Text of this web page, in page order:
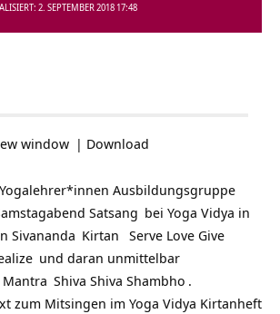
2. SEPTEMBER 2018 17:48
window | Download
Ausbildungsgruppe
Satsang bei Yoga Vidya in
Sivananda Kirtan Serve Love Give
und daran unmittelbar
Mantra Shiva Shiva Shambho .
zum Mitsingen im Yoga Vidya Kirtanheft